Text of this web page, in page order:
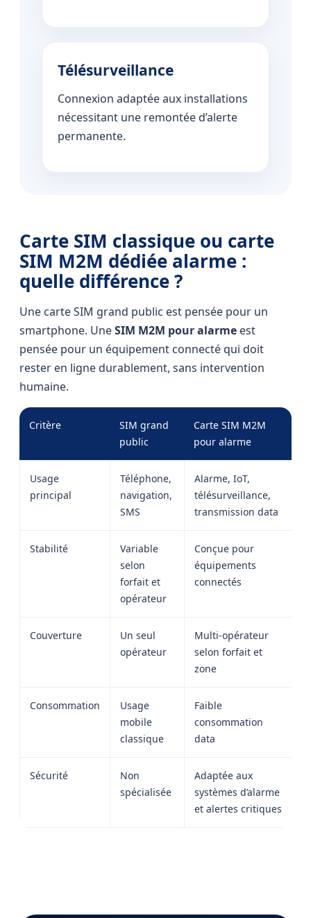
Télésurveillance
Connexion adaptée aux installations
nécessitant une remontée d’alerte
permanente.
Carte SIM classique ou carte
SIM M2M dédiée alarme :
quelle différence ?
Une carte SIM grand public est pensée pour un
smartphone. UneSIM M2M pour alarme est
pensée pour un équipement connecté qui doit
rester en ligne durablement, sans intervention
humaine.
Critère
SIM grand
public
Carte SIM M2M
pour alarme
Usage
principal
Téléphone,
navigation,
SMS
Alarme, IoT,
télésurveillance,
transmission data
Stabilité
Variable
selon
forfait et
opérateur
Conçue pour
équipements
connectés
Couverture
Un seul
opérateur
Multi-opérateur
selon forfait et
zone
Consommation
Usage
mobile
classique
Faible
consommation
data
Sécurité
Non
spécialisée
Adaptée aux
systèmes d’alarme
et alertes critiques